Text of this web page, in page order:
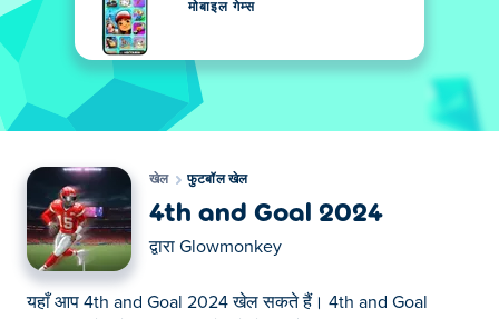
मोबाइल गेम्स
खेल फुटबॉल खेल
4th and Goal 2024
द्वारा Glowmonkey
यहाँ आप 4th and Goal 2024 खेल सकते हैं। 4th and Goal